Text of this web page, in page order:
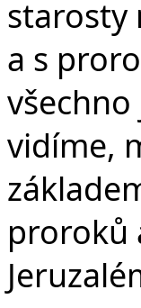
starosty
a s
vidíme,
proroků